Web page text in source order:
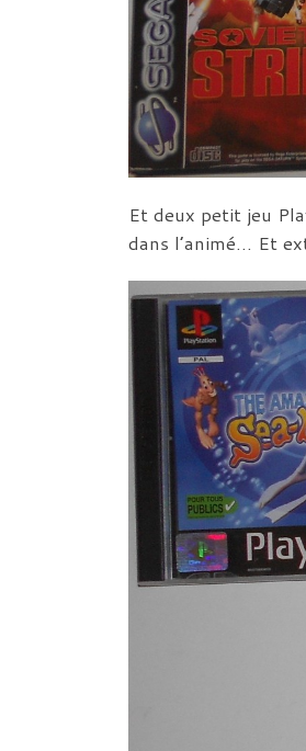
Et deux petit jeu
dans l’animé… Et